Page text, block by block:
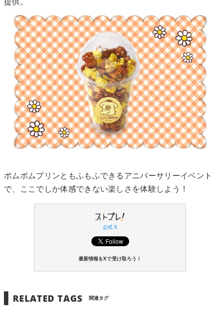
提供。
ポムポムプリンともふもふできるアニバーサリーイベント
で、ここでしか体感できない楽しさを体験しよう！
公式 X
最新情報をXで受け取ろう！
RELATED TAGS 関連タグ